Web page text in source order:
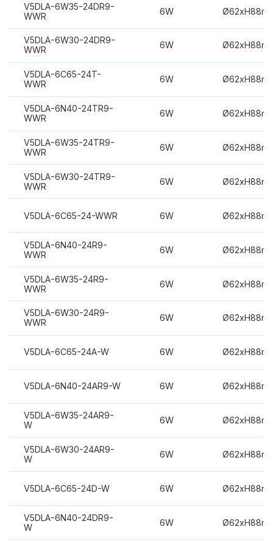
V5DLA-6W35-24DR9-
WWR
6W
V5DLA-6W30-24DR9-
WWR
6W
V5DLA-6C65-24T-
WWR
6W
V5DLA-6N40-24TR9-
WWR
6W
V5DLA-6W35-24TR9-
WWR
6W
V5DLA-6W30-24TR9-
WWR
6W
V5DLA-6C65-24-WWR 6W
V5DLA-6N40-24R9-
WWR
6W
V5DLA-6W35-24R9-
WWR
6W
V5DLA-6W30-24R9-
WWR
6W
V5DLA-6C65-24A-W 6W
V5DLA-6N40-24AR9-W 6W
V5DLA-6W35-24AR9-
W
6W
V5DLA-6W30-24AR9-
W
6W
V5DLA-6C65-24D-W 6W
V5DLA-6N40-24DR9-
W
6W